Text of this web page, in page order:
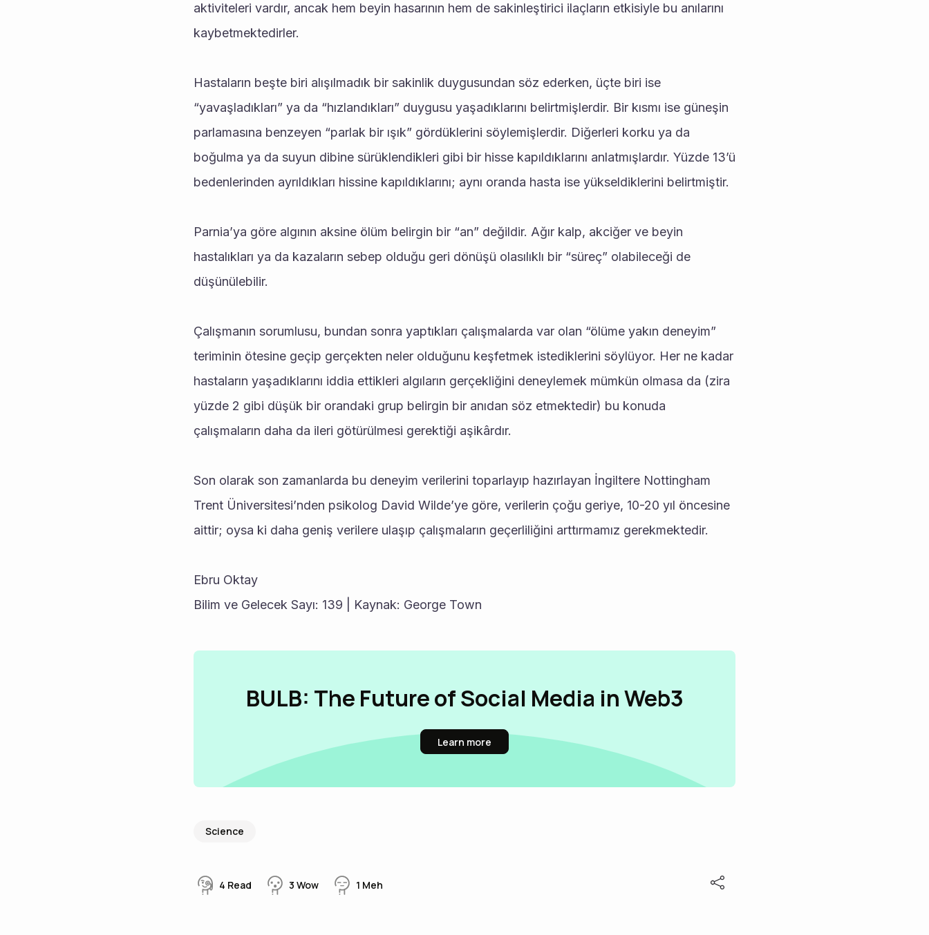
aktiviteleri vardır, ancak hem beyin hasarının hem de sakinleştirici ilaçların etkisiyle bu anılarını
kaybetmektedirler.
Hastaların beşte biri alışılmadık bir sakinlik duygusundan söz ederken, üçte biri ise
“yavaşladıkları” ya da “hızlandıkları” duygusu yaşadıklarını belirtmişlerdir. Bir kısmı ise güneşin
parlamasına benzeyen “parlak bir ışık” gördüklerini söylemişlerdir. Diğerleri korku ya da
boğulma ya da suyun dibine sürüklendikleri gibi bir hisse kapıldıklarını anlatmışlardır. Yüzde 13’ü
bedenlerinden ayrıldıkları hissine kapıldıklarını; aynı oranda hasta ise yükseldiklerini belirtmiştir.
Parnia’ya göre algının aksine ölüm belirgin bir “an” değildir. Ağır kalp, akciğer ve beyin
hastalıkları ya da kazaların sebep olduğu geri dönüşü olasılıklı bir “süreç” olabileceği de
düşünülebilir.
Çalışmanın sorumlusu, bundan sonra yaptıkları çalışmalarda var olan “ölüme yakın deneyim”
teriminin ötesine geçip gerçekten neler olduğunu keşfetmek istediklerini söylüyor. Her ne kadar
hastaların yaşadıklarını iddia ettikleri algıların gerçekliğini deneylemek mümkün olmasa da (zira
yüzde 2 gibi düşük bir orandaki grup belirgin bir anıdan söz etmektedir) bu konuda
çalışmaların daha da ileri götürülmesi gerektiği aşikârdır.
Son olarak son zamanlarda bu deneyim verilerini toparlayıp hazırlayan İngiltere Nottingham
Trent Üniversitesi’nden psikolog David Wilde’ye göre, verilerin çoğu geriye, 10-20 yıl öncesine
aittir; oysa ki daha geniş verilere ulaşıp çalışmaların geçerliliğini arttırmamız gerekmektedir.
Ebru Oktay
Bilim ve Gelecek Sayı: 139 | Kaynak: George Town
BULB: The Future of Social Media in Web3
Learn more
Science
4 Read 3 Wow 1 Meh